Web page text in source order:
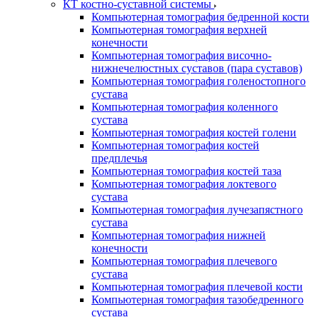
КТ костно-суставной системы
Компьютерная томография бедренной кости
Компьютерная томография верхней
конечности
Компьютерная томография височно-
нижнечелюстных суставов (пара суставов)
Компьютерная томография голеностопного
сустава
Компьютерная томография коленного
сустава
Компьютерная томография костей голени
Компьютерная томография костей
предплечья
Компьютерная томография костей таза
Компьютерная томография локтевого
сустава
Компьютерная томография лучезапястного
сустава
Компьютерная томография нижней
конечности
Компьютерная томография плечевого
сустава
Компьютерная томография плечевой кости
Компьютерная томография тазобедренного
сустава